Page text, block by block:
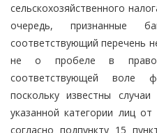
сельскохозяйственного
очередь, признанные
соответствующий перечень
не о пробеле в
соответствующей воле
поскольку известны
указанной категории лиц
согласно подпункту 15